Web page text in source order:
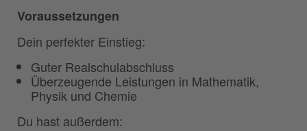
Voraussetzungen
Dein perfekter Einstieg:
Guter Realschulabschluss
Überzeugende Leistungen in Mathematik,
Physik und Chemie
Du hast außerdem: